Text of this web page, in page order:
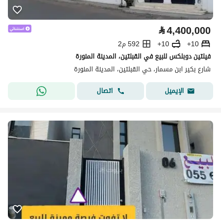
⃁4,400,000
10+
10+
592 م2
فيلتين دوبلكس للبيع في القبلتين، المدينة المنورة
شارع بكير ابن مسمار، حي القبلتين، المدينة المنورة
الإيميل
اتصال